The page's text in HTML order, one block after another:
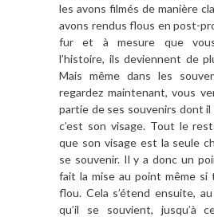
les avons filmés de manière
avons rendus flous en post-
fur et à mesure que
l’histoire, ils deviennent de
Mais même dans les
regardez maintenant, vous
partie de ses souvenirs dont il
c’est son visage. Tout le
que son visage est la seule
se souvenir. Il y a donc un
fait la mise au point même
flou. Cela s’étend ensuite,
qu’il se souvient, jusqu’à